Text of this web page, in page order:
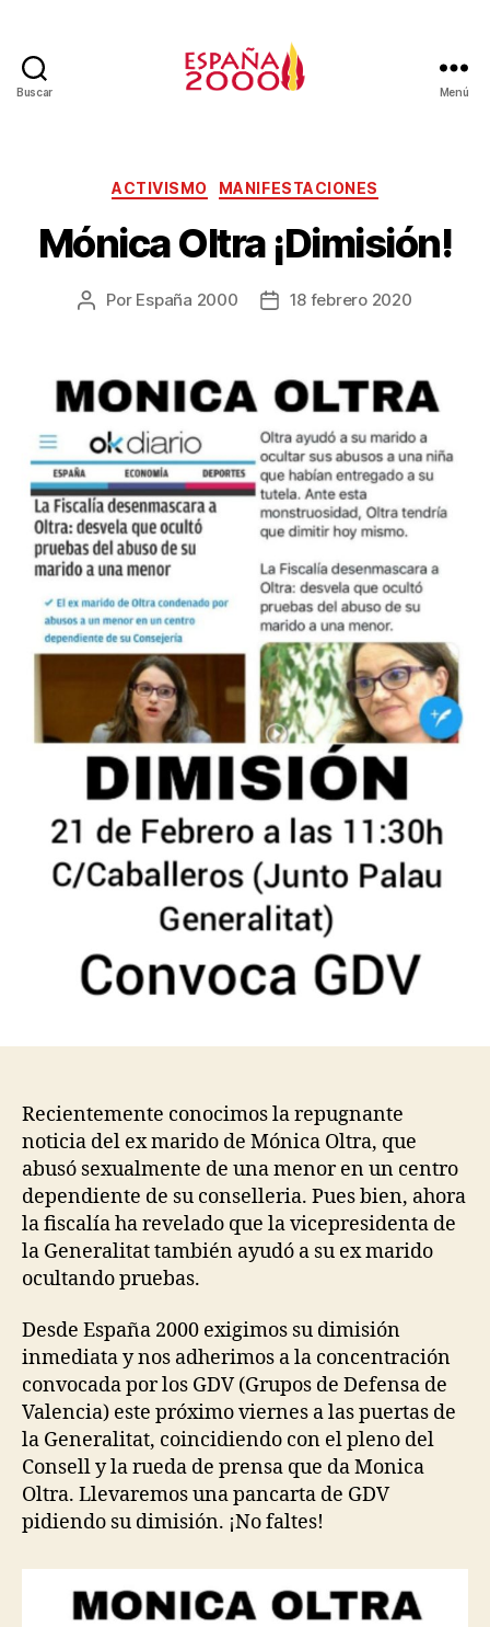
Buscar Menú
ACTIVISMO MANIFESTACIONES
Mónica Oltra ¡Dimisión!
Por España 2000 18 febrero 2020
Recientemente conocimos la repugnante
noticia del ex marido de Mónica Oltra, que
abusó sexualmente de una menor en un centro
dependiente de su conselleria. Pues bien, ahora
la fiscalía ha revelado que la vicepresidenta de
la Generalitat también ayudó a su ex marido
ocultando pruebas.
Desde España 2000 exigimos su dimisión
inmediata y nos adherimos a la concentración
convocada por los GDV (Grupos de Defensa de
Valencia) este próximo viernes a las puertas de
la Generalitat, coincidiendo con el pleno del
Consell y la rueda de prensa que da Monica
Oltra. Llevaremos una pancarta de GDV
pidiendo su dimisión. ¡No faltes!